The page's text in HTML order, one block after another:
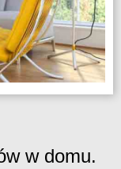
w domu.